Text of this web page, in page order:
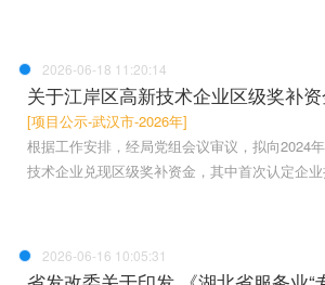
2026-06-18 11:20:14
关于江岸区高新技术企业区级奖补
[项目公示-武汉市-2026年]
根据工作安排，经局党组会议审议，拟向2024
技术企业兑现区级奖补资金，其中首次认定企
2026-06-16 10:05:31